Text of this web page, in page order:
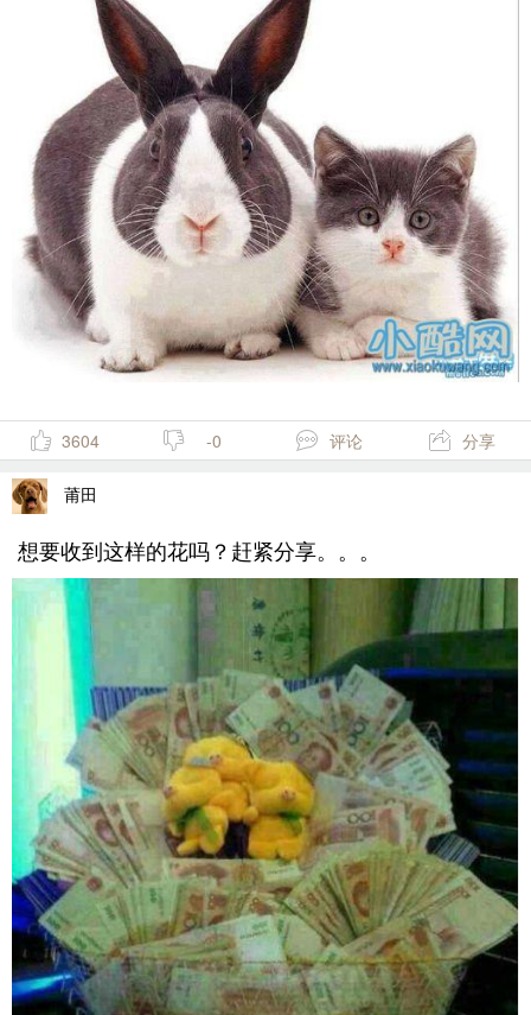
3604 -0 评论 分享
莆田
想要收到这样的花吗？赶紧分享。。。